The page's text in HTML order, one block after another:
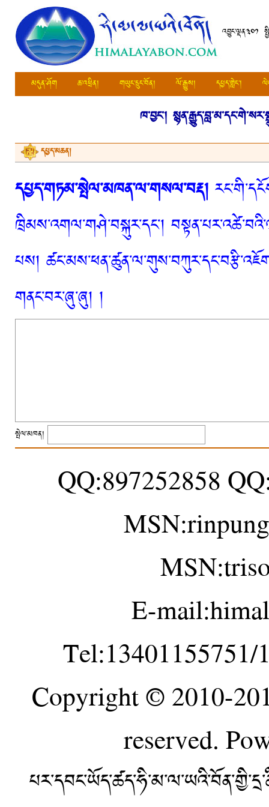
འབྱུང་ལྡན༣༠༡
མདུན་ཤོག ཆ་འཕྲིན། གཡུང་དྲུང་བོན། ལོ་རྒྱུས། དཔྱད་གླེང་།
ཁ་བྱང་།
དཔྱད་མཆན།
དཔྱད་གཏམ་སྤེལ་མཁན་ལ་གསལ་བརྡ།
ཁྲིམས་འགལ་གཤེ་བསྐུར་དང་།
པས།
གནང་བར་ཞུ་ཞུ། །
སྤེལ་མཁན།
QQ:897252858
E-
Tel:13401155751/
Copyright © 2010-
reserved.